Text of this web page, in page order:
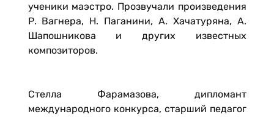
ученики маэстро. Прозвучали произведения
Р. Вагнера, Н. Паганини, А. Хачатуряна, А.
Шапошникова и других известных
композиторов.
Стелла Фарамазова, дипломант
международного конкурса, старший педагог